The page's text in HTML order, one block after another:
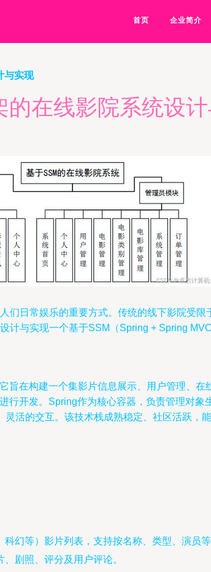
首页 企业简介
与实现
的在线影院系统设
们日常娱乐的重要方式。传统的线下影院受
计与实现一个基于SSM（Spring + Spring
旨在构建一个集影片信息展示、用户管理、
行开发。Spring作为核心容器，负责管理对
活的交互。该技术栈成熟稳定、社区活跃，
幻等）影片列表，支持按名称、类型、演员
剧照、评分及用户评论。